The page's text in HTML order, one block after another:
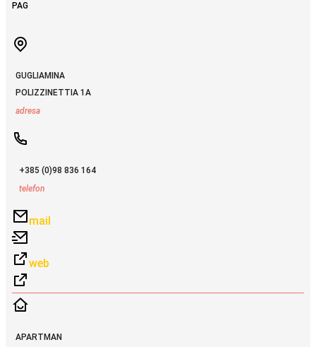
PAG
GUGLIAMINA
POLIZZINETTIA 1A
adresa
+385 (0)98 836 164
telefon
mail
web
APARTMAN